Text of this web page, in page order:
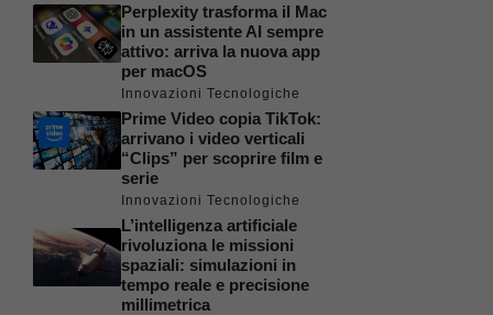
Perplexity trasforma il Mac
in un assistente AI sempre
attivo: arriva la nuova app
per macOS
Innovazioni Tecnologiche
Prime Video copia TikTok:
arrivano i video verticali
“Clips” per scoprire film e
serie
Innovazioni Tecnologiche
L’intelligenza artificiale
rivoluziona le missioni
spaziali: simulazioni in
tempo reale e precisione
millimetrica